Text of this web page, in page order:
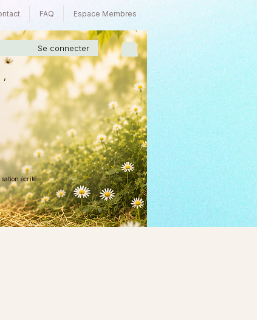
FAQ Espace Membres
Se connecter
écrite.